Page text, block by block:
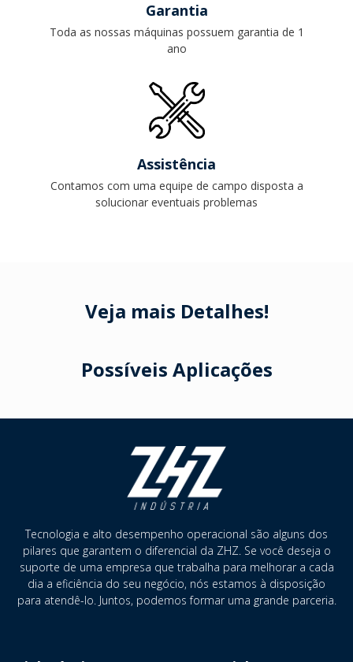
Garantia
Toda as nossas máquinas possuem garantia de 1
ano
Assistência
Contamos com uma equipe de campo disposta a
solucionar eventuais problemas
Veja mais Detalhes!
Possíveis Aplicações
Tecnologia e alto desempenho operacional são alguns dos
pilares que garantem o diferencial da ZHZ. Se você deseja o
suporte de uma empresa que trabalha para melhorar a cada
dia a eficiência do seu negócio, nós estamos à disposição
para atendê-lo. Juntos, podemos formar uma grande parceria.